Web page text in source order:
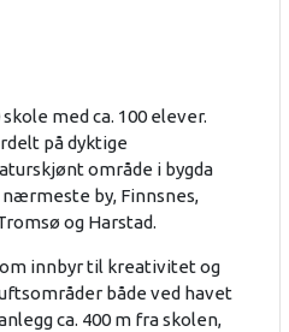
med ca. 100 elever.
på dyktige
område i bygda
by, Finnsnes,
og Harstad.
innbyr til kreativitet og
både ved havet
ca. 400 m fra skolen,